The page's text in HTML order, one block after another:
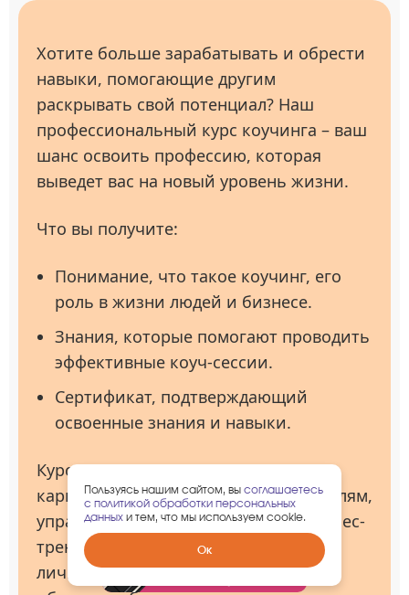
Хотите больше зарабатывать и обрести
навыки, помогающие другим
раскрывать свой потенциал? Наш
профессиональный курс коучинга – ваш
шанс освоить профессию, которая
выведет вас на новый уровень жизни.
Что вы получите:
Понимание, что такое коучинг, его
роль в жизни людей и бизнесе.
Знания, которые помогают проводить
эффективные коуч-сессии.
Сертификат, подтверждающий
освоенные знания и навыки.
Курс подходит тем, кто хочет начать
карьеру коуча, так и предпринимателям,
управленцам, HR-специалистам, бизнес-
тренерам и всем, кто стремится к
личностному росту. Гибкие методы
Забрать
гарантированный
Пользуясь нашим сайтом, вы соглашаетесь
с политикой обработки персональных
данных и тем, что мы используем cookie.
Ок